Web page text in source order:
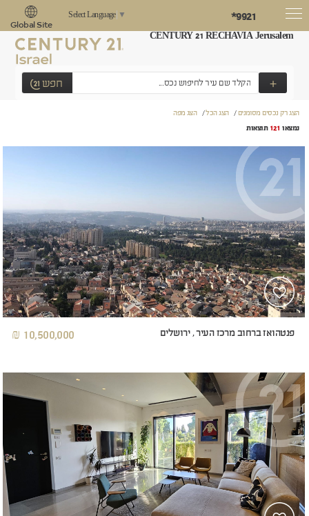
*9921
Select Language ▼
Global Site
+ חפש
CENTURY 21 RECHAVIA Jerusalem
הצג רק נכסים מסומנים/הצג הכל/הצג מפה
נמצאו 121 תוצאות
פנטהואז ברחוב מרכז העיר , ירושלים 10,500,000 ₪